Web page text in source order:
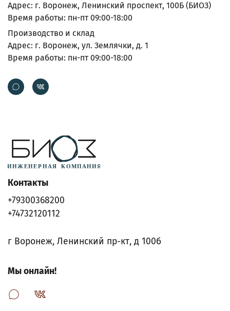
Адрес: г. Воронеж, Ленинский проспект, 100Б (БИОЗ)
Время работы: пн-пт 09:00-18:00
Производство и склад
Адрес: г. Воронеж, ул. Землячки, д. 1
Время работы: пн-пт 09:00-18:00
Контакты
+79300368200
+74732120112
г Воронеж, Ленинский пр-кт, д 100б
Мы онлайн!